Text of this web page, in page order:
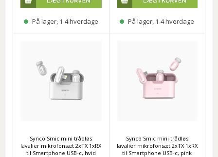
På lager, 1-4 hverdage På lager, 1-4 hverdage
Synco Smic mini trådløs
lavalier mikrofonsæt 2xTX 1xRX
til Smartphone USB-c, hvid
Synco Smic mini trådløs
lavalier mikrofonsæt 2xTX 1xRX
til Smartphone USB-c, pink